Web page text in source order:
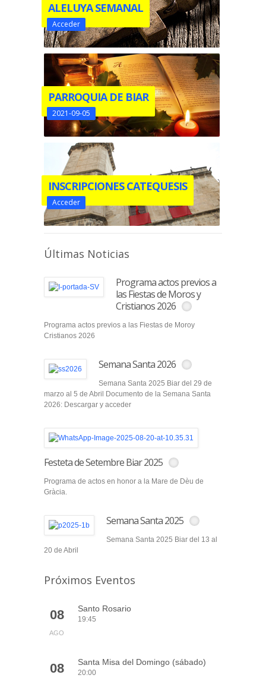
ALELUYA SEMANAL
Acceder
PARROQUIA DE BIAR
2021-09-05
INSCRIPCIONES CATEQUESIS
Acceder
Últimas Noticias
Programa actos previos a
las Fiestas de Moros y
Cristianos 2026
Programa actos previos a las Fiestas de Moroy
Cristianos 2026
Semana Santa 2026
Semana Santa 2025 Biar del 29 de
marzo al 5 de Abril Documento de la Semana Santa
2026: Descargar y acceder
Festeta de Setembre Biar 2025
Programa de actos en honor a la Mare de Dèu de
Gràcia.
Semana Santa 2025
Semana Santa 2025 Biar del 13 al
20 de Abril
Próximos Eventos
08
AGO
Santo Rosario
19:45
08 Santa Misa del Domingo (sábado)
20:00